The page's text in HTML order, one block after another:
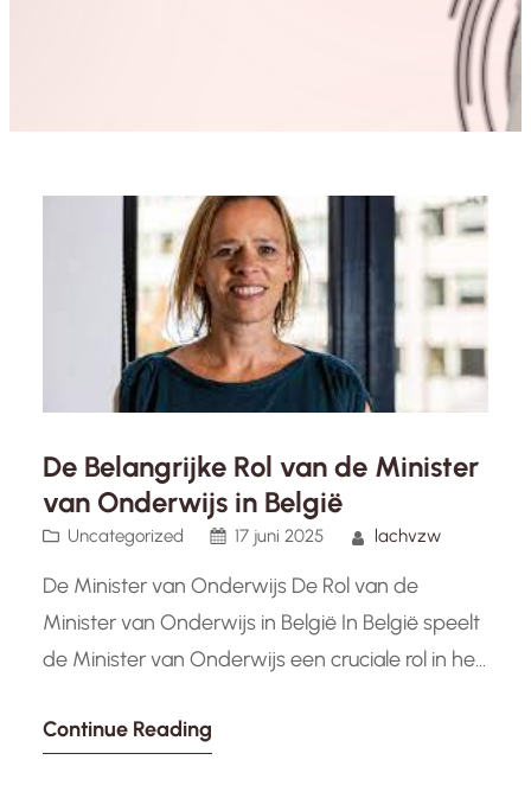
De Belangrijke Rol van de Minister
van Onderwijs in België
Uncategorized 17 juni 2025 lachvzw
De Minister van Onderwijs De Rol van de
Minister van Onderwijs in België In België speelt
de Minister van Onderwijs een cruciale rol in het
onderwijssysteem. Als lid van de regering is de
Continue Reading